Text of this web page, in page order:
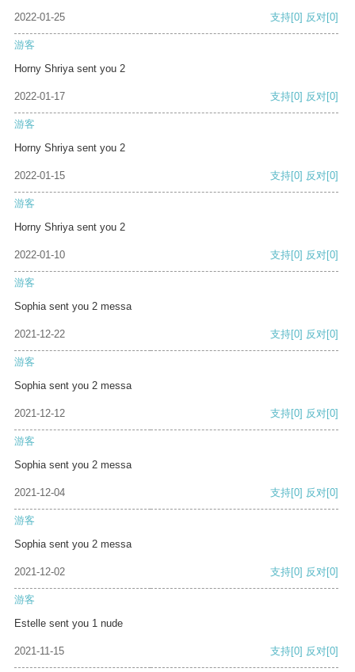
2022-01-25 支持[0] 反对[0]
游客
Horny Shriya sent you 2
2022-01-17 支持[0] 反对[0]
游客
Horny Shriya sent you 2
2022-01-15 支持[0] 反对[0]
游客
Horny Shriya sent you 2
2022-01-10 支持[0] 反对[0]
游客
Sophia sent you 2 messa
2021-12-22 支持[0] 反对[0]
游客
Sophia sent you 2 messa
2021-12-12 支持[0] 反对[0]
游客
Sophia sent you 2 messa
2021-12-04 支持[0] 反对[0]
游客
Sophia sent you 2 messa
2021-12-02 支持[0] 反对[0]
游客
Estelle sent you 1 nude
2021-11-15 支持[0] 反对[0]